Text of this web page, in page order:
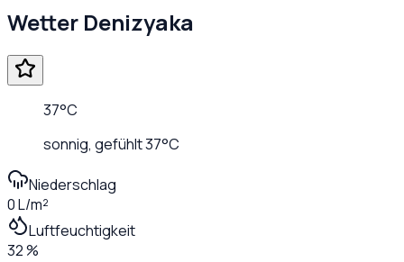
Wetter Denizyaka
37°C
sonnig, gefühlt37°C
Niederschlag
0 L/m²
Luftfeuchtigkeit
32 %